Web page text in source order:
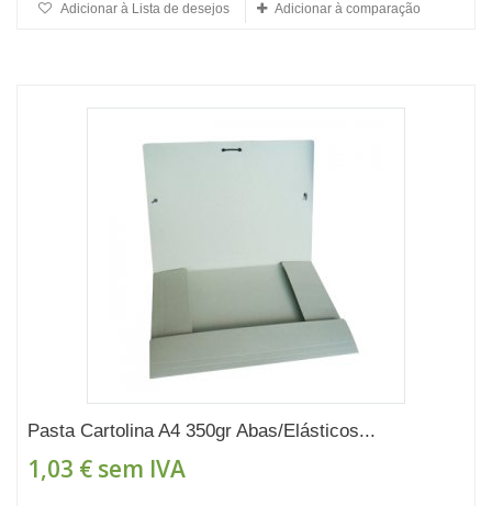
Adicionar à Lista de desejos Adicionar à comparação
Pasta Cartolina A4 350gr Abas/Elásticos...
1,03 € sem IVA